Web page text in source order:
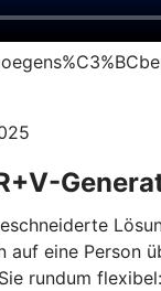
auf eine Person
rundum